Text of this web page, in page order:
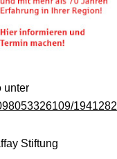
unter
Stiftung